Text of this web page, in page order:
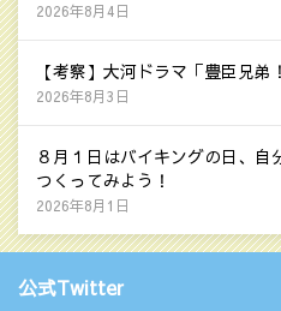
2026年8月4日
【考察】大河ドラマ「豊臣兄弟
2026年8月3日
８月１日はバイキングの日、自
つくってみよう！
2026年8月1日
公式Twitter